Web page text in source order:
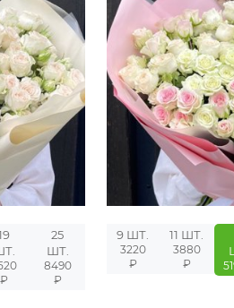
₽
25
ШТ.
8490
₽
9 ШТ.
3220
₽
11 ШТ.
3880
₽